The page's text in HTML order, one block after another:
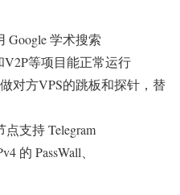
Google 学术搜索
等项目能正常运行
对方VPS的跳板和探针，替
支持 Telegram
的 PassWall、